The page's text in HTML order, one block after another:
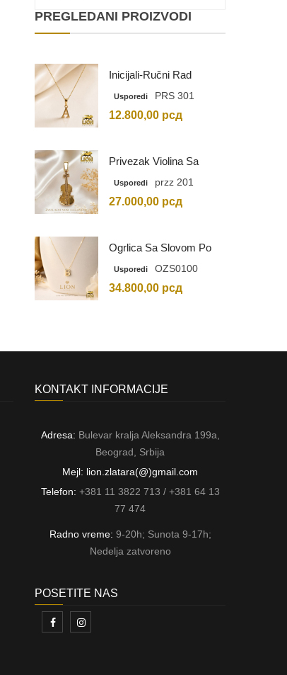
PREGLEDANI PROIZVODI
Inicijali-Ručni Rad
Usporedi PRS 301
12.800,00 рсд
Privezak Violina Sa
Graviranim Inicijalima
Usporedi przz 201
27.000,00 рсд
Ogrlica Sa Slovom Po
Vašem Izboru
Usporedi OZS0100
34.800,00 рсд
KONTAKT INFORMACIJE
Adresa: Bulevar kralja Aleksandra 199a,
Beograd, Srbija
Mejl: lion.zlatara(@)gmail.com
Telefon: +381 11 3822 713 / +381 64 13
77 474
Radno vreme: 9-20h; Sunota 9-17h;
Nedelja zatvoreno
POSETITE NAS